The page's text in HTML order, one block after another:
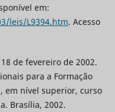
em:
leis/L9394.htm. Acesso
18 de fevereiro de 2002.
para a Formação
em nível superior, curso
Brasília, 2002.